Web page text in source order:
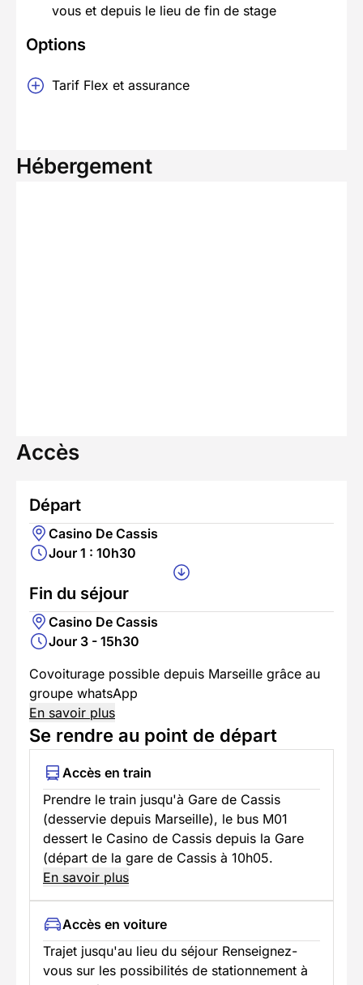
vous et depuis le lieu de fin de stage
Options
Tarif Flex et assurance
Hébergement
Accès
Départ
Casino De Cassis
Jour 1 : 10h30
Fin du séjour
Casino De Cassis
Jour 3 - 15h30
Covoiturage possible depuis Marseille grâce au
groupe whatsApp
En savoir plus
Se rendre au point de départ
Accès en train
Prendre le train jusqu'à Gare de Cassis
(desservie depuis Marseille), le bus M01
dessert le Casino de Cassis depuis la Gare
(départ de la gare de Cassis à 10h05.
En savoir plus
Accès en voiture
Trajet jusqu'au lieu du séjour Renseignez-
vous sur les possibilités de stationnement à